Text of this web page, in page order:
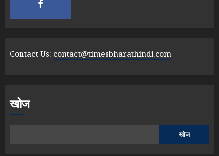
Contact Us: contact@timesbharathindi.com
खोज
खोज